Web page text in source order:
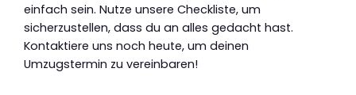
einfach sein. Nutze unsere Checkliste, um
sicherzustellen, dass du an alles gedacht hast.
Kontaktiere uns noch heute, um deinen
Umzugstermin zu vereinbaren!